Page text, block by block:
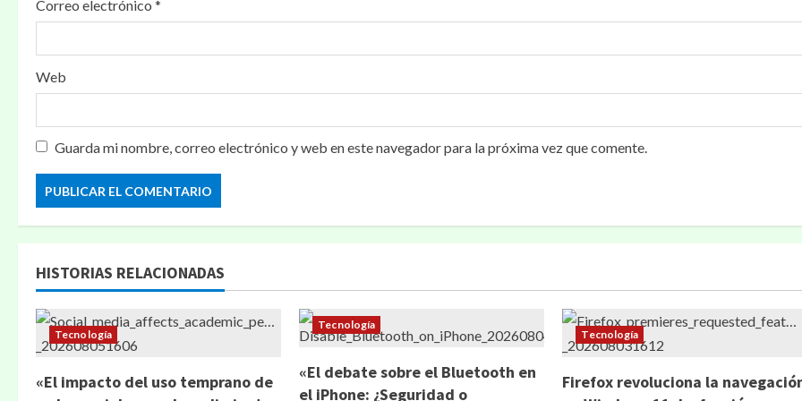
Correo electrónico *
Web
Guarda mi nombre, correo electrónico y web en este navegador para la próxima vez que comente.
HISTORIAS RELACIONADAS
Tecnología
«El impacto del uso temprano de
Tecnología
«El debate sobre el Bluetooth en
el iPhone: ¿Seguridad o
Tecnología
Firefox revoluciona la